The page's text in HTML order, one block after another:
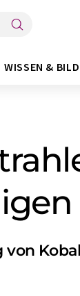
WISSEN &